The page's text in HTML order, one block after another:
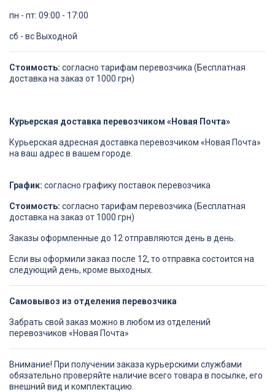
пн - пт: 09:00 - 17:00
сб - вс Выходной
Стоимость: согласно тарифам перевозчика (Бесплатная
доставка на заказ от 1000 грн)
Курьерская доставка перевозчиком «Новая Почта»
Курьерская адресная доставка перевозчиком «Новая Почта»
на ваш адрес в вашем городе.
График: согласно графику поставок перевозчика
Стоимость: согласно тарифам перевозчика (Бесплатная
доставка на заказ от 1000 грн)
Заказы оформленные до 12 отправляются день в день.
Если вы оформили заказ после 12, то отправка состоится на
следующий день, кроме выходных.
Самовывоз из отделения перевозчика
Забрать свой заказ можно в любом из отделений
перевозчиков «Новая Почта»
Внимание! При получении заказа курьерскими службами
обязательно проверяйте наличие всего товара в посылке, его
внешний вид и комплектацию.